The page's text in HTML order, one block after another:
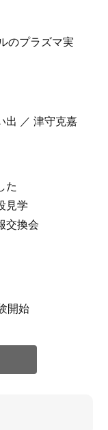
のプラズマ実
出 ／ 津守克嘉
た
見学
交換会
開始